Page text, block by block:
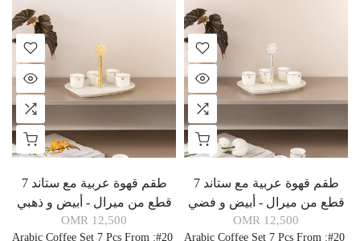
طقم قهوة عربية مع ستاند 7
قطع من ميرال - أبيض و فضي
12,500 OMR
#20
:
Arabic Coffee Set 7 Pcs From
طقم قهوة عربية مع ستاند 7
قطع من ميرال - أبيض و ذهبي
12,500 OMR
#20
:
Arabic Coffee Set 7 Pcs From